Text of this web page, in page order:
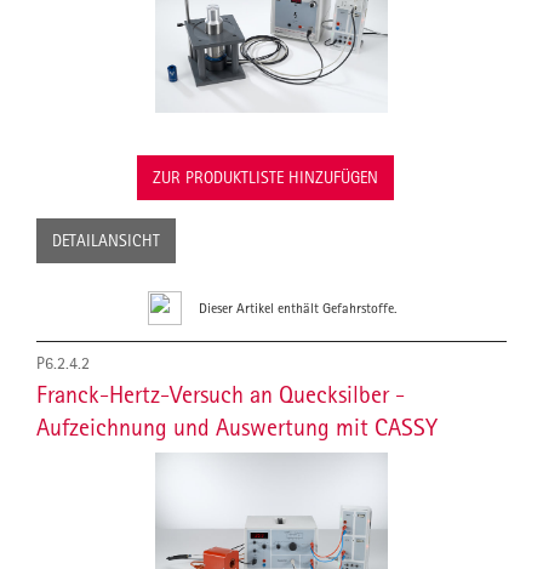
ZUR PRODUKTLISTE HINZUFÜGEN
DETAILANSICHT
Dieser Artikel enthält Gefahrstoffe.
P6.2.4.2
Franck-Hertz-Versuch an Quecksilber -
Aufzeichnung und Auswertung mit CASSY